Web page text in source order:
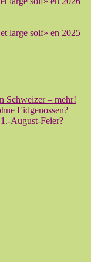
large soif» en 2025
Schweizer – mehr!
Eidgenossen?
August-Feier?